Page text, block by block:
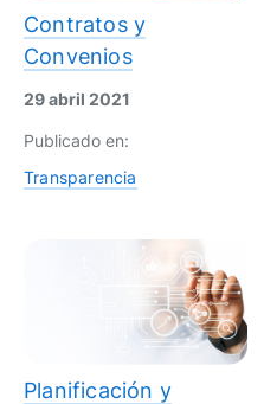
Contratos y
Convenios
29 abril 2021
Publicado en:
Transparencia
Planificación y